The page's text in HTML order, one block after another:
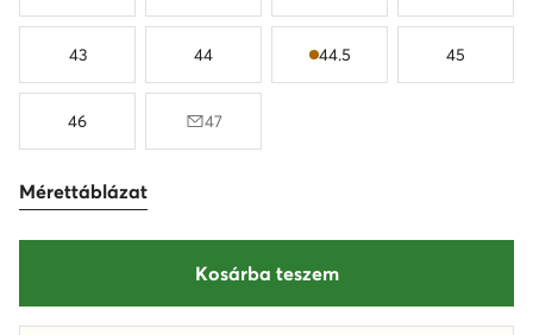
43 44 44.5 45
46 47
Mérettáblázat
Kosárba teszem